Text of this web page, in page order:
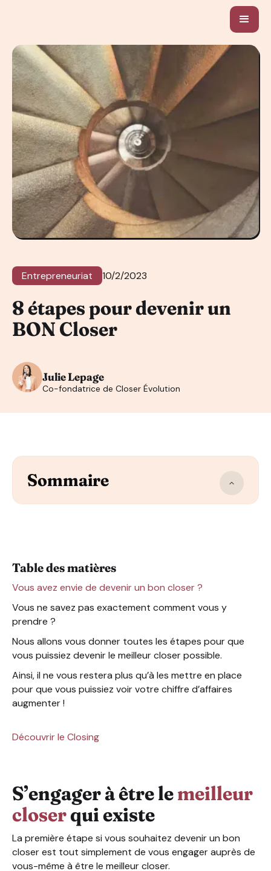
Entrepreneuriat 10/2/2023
8 étapes pour devenir un
BON Closer
Julie Lepage
Co-fondatrice de Closer Évolution
Sommaire
La confiance en soi est quelque chose que vous ne
Tout miser sur la conclusion de vos ventes !
Avoir des objectifs atteignables pour ne jamais perdre
Entraînez-vous pour développer différentes
Table des matières
Vous avez envie de devenir un bon closer ?
Vous ne savez pas exactement comment vous y
prendre ?
Nous allons vous donner toutes les étapes pour que
vous puissiez devenir le meilleur closer possible.
Ainsi, il ne vous restera plus qu’à les mettre en place
pour que vous puissiez voir votre chiffre d’affaires
augmenter !
Découvrir le Closing
S’engager à être lemeilleur
closerqui existe
La première étape si vous souhaitez devenir un bon
closer est tout simplement de vous engager auprès de
vous-même à être le meilleur closer.